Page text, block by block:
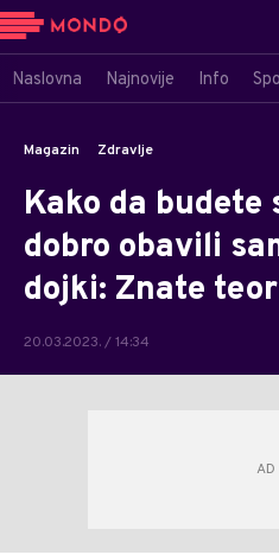
Naslovna Najnovije Info
Magazin Zdravlje
Kako da budete
dobro obavili
dojki: Znate
20.03.2023. / 14:34